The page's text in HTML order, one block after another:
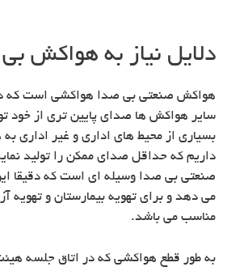
دلایل نیاز به هواکش
هواکش صنعتی بی صدا هواکشی است که
سایر هواکش ها صدای پایین تری از خود
بسیاری از محیط های اداری و غیر اداری به
داریم که حداقل صدای ممکن را تولید
صنعتی بی صدا وسیله ای است که دقیقا
می دهد و برای تهویه بیمارستان و تهویه
مناسب می باشد.
به طور قطع هواکشی که در اتاق جلسه